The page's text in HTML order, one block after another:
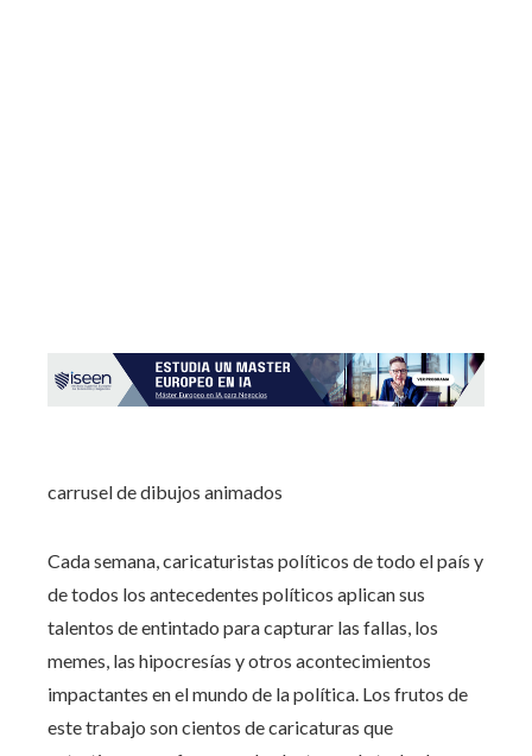
carrusel de dibujos animados
Cada semana, caricaturistas políticos de todo el país y
de todos los antecedentes políticos aplican sus
talentos de entintado para capturar las fallas, los
memes, las hipocresías y otros acontecimientos
impactantes en el mundo de la política. Los frutos de
este trabajo son cientos de caricaturas que